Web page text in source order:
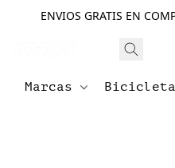
ENVIOS GRATIS EN
Marcas